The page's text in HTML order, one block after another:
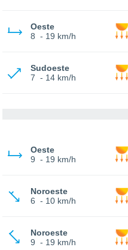
Oeste
8 - 19 km/h
Sudoeste
7 - 14 km/h
Oeste
9 - 19 km/h
Noroeste
6 - 10 km/h
Noroeste
9 - 19 km/h